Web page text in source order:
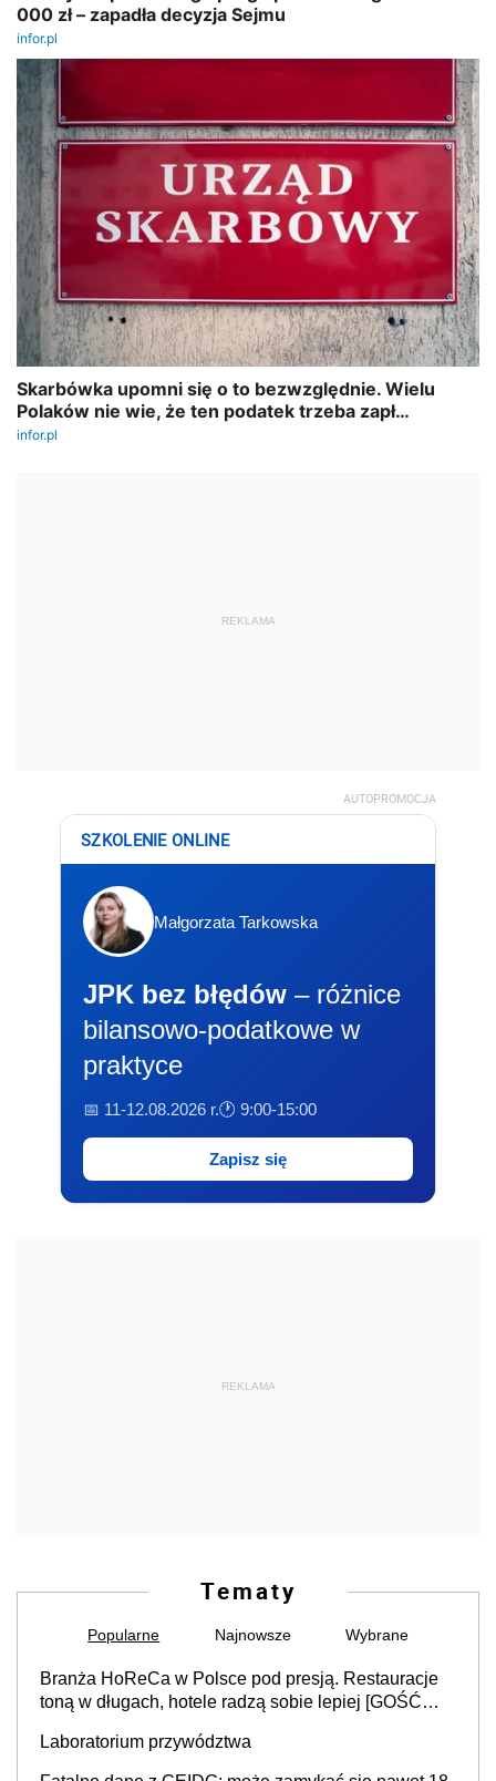
REKLAMA
AUTOPROMOCJA
SZKOLENIE ONLINE
Małgorzata Tarkowska
JPK bez błędów – różnice
bilansowo-podatkowe w
praktyce
📅 11-12.08.2026 r.🕐 9:00-15:00
Zapisz się
REKLAMA
Tematy
Popularne Najnowsze Wybrane
Branża HoReCa w Polsce pod presją. Restauracje
toną w długach, hotele radzą sobie lepiej [GOŚĆ
Laboratorium przywództwa